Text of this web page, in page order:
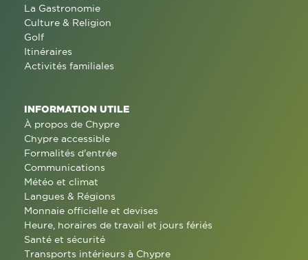
La Gastronomie
Culture & Religion
Golf
Itinéraires
Activités familiales
INFORMATION UTILE
À propos de Chypre
Chypre accessible
Formalités d'entrée
Communications
Météo et climat
Langues & Régions
Monnaie officielle et devises
Heure, horaires de travail et jours fériés
Santé et sécurité
Transports intérieurs à Chypre